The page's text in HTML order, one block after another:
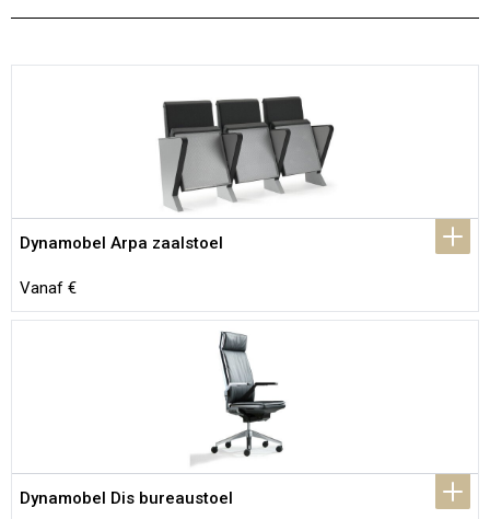
Dynamobel Arpa zaalstoel
Vanaf €
Dynamobel Dis bureaustoel